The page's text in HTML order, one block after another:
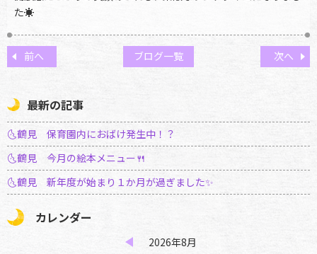
た☀️
前へ 次へ
ブログ一覧
最新の記事
🌜鶴見 保育園内におばけ発生中！？
🌜鶴見 今月の絵本メニュー🍴
🌜鶴見 新年度が始まり１か月が過ぎました✨
カレンダー
2026年8月